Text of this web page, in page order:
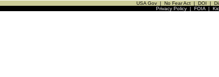
USA Gov | No Fear Act | DOI |
Privacy Policy| FOIA|